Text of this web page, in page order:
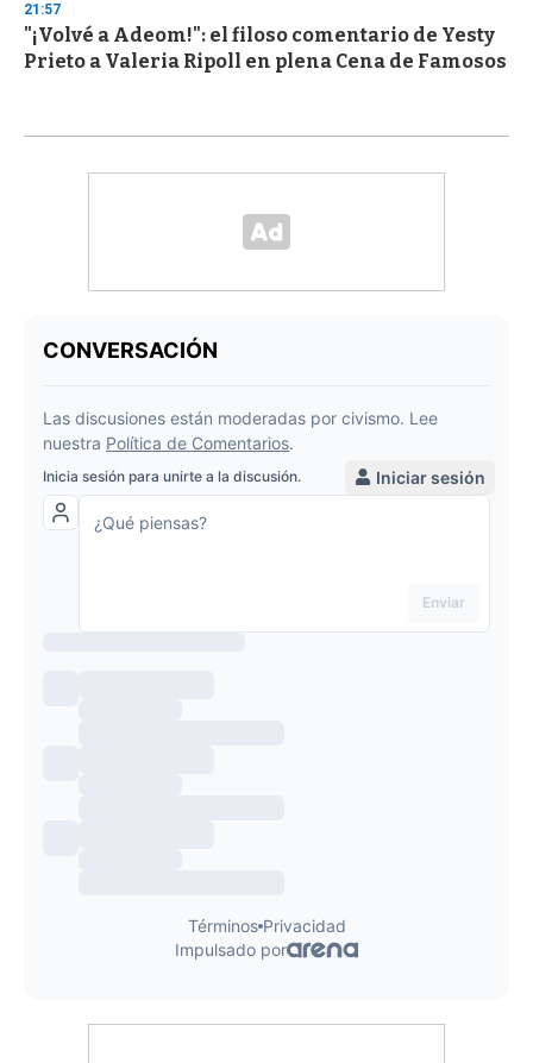
21:57
"¡Volvé a Adeom!": el filoso comentario de Yesty
Prieto a Valeria Ripoll en plena Cena de Famosos